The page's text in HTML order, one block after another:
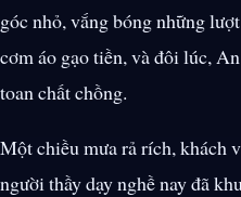
góc nhỏ, vắng bóng những
cơm áo gạo tiền, và đôi lúc,
toan chất chồng.
Một chiều mưa rả rích, khách
người thầy dạy nghề nay đã